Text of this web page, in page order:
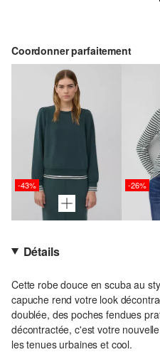
Coordonner parfaitement
-43% -26%
Détails
Cette robe douce en scuba au
capuche rend votre look
doublée, des poches fendues
décontractée, c'est votre
les tenues urbaines et cool.